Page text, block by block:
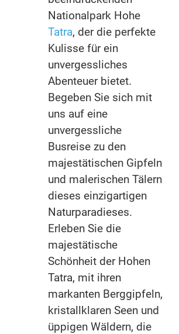
Nationalpark Hohe
Tatra, der die perfekte
Kulisse für ein
unvergessliches
Abenteuer bietet.
Begeben Sie sich mit
uns auf eine
unvergessliche
Busreise zu den
majestätischen Gipfeln
und malerischen Tälern
dieses einzigartigen
Naturparadieses.
Erleben Sie die
majestätische
Schönheit der Hohen
Tatra, mit ihren
markanten Berggipfeln,
kristallklaren Seen und
üppigen Wäldern, die